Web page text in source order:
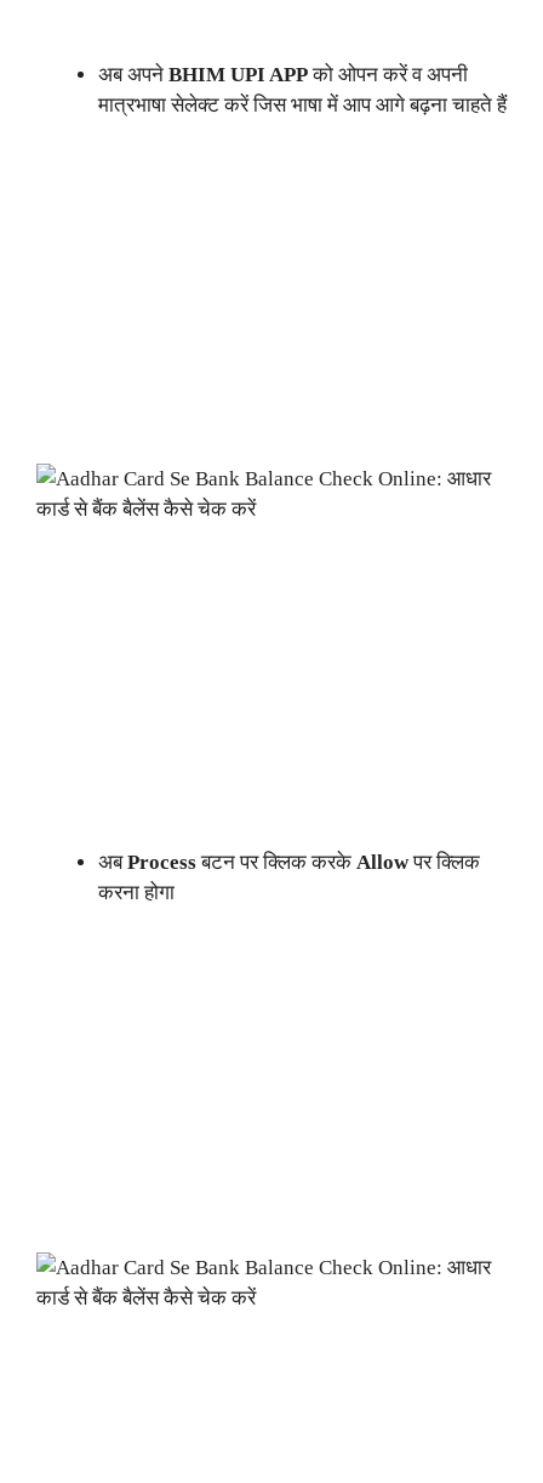
अब अपने BHIM UPI APPको ओपन करें व अपनी
मात्रभाषा सेलेक्ट करें जिस भाषा में आप आगे बढ़ना चाहते हैं
अबProcessबटन पर क्लिक करके Allowपर क्लिक
करना होगा